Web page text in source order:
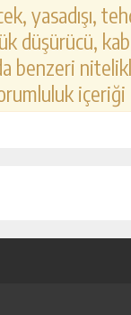
yasadışı,
düşürücü,
benzeri